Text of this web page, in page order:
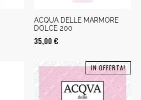
ACQUA DELLE MARMORE
DOLCE 200
35,00 €
IN OFFERTA!